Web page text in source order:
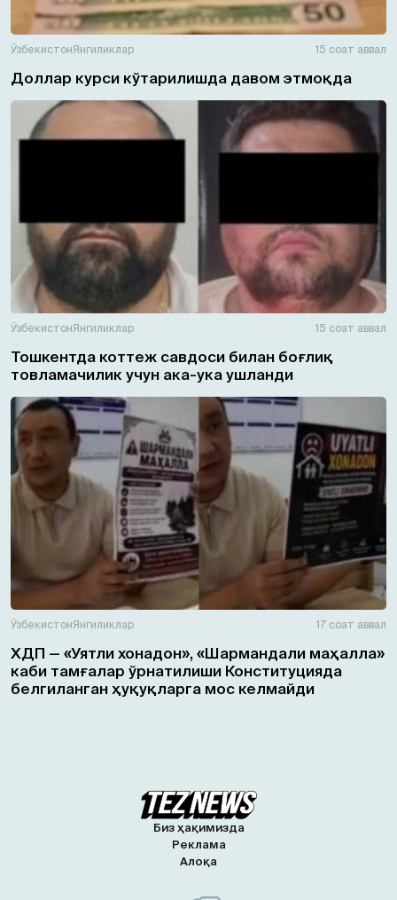
ЎзбекистонЯнгиликлар 15 соат аввал
Доллар курси кўтарилишда давом этмоқда
ЎзбекистонЯнгиликлар 15 соат аввал
Тошкентда коттеж савдоси билан боғлиқ
товламачилик учун ака-ука ушланди
ЎзбекистонЯнгиликлар 17 соат аввал
ХДП — «Уятли хонадон», «Шармандали маҳалла»
каби тамғалар ўрнатилиши Конституцияда
белгиланган ҳуқуқларга мос келмайди
Биз ҳақимизда
Реклама
Алоқа